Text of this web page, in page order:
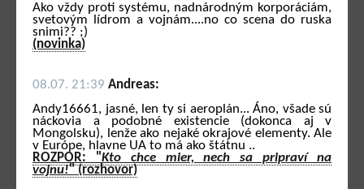
Ako vždy proti systému, nadnárodným korporáciám,
svetovým lídrom a vojnám....no co scena do ruska
snimi?? ;)
(novinka)
08.07. 21:39 Andreas:
Andy16661, jasné, len ty si aeroplán... Áno, všade sú
náckovia a podobné existencie (dokonca aj v
Mongolsku), lenže ako nejaké okrajové elementy. Ale
v Európe, hlavne UA to má ako štátnu ..
ROZPOR: "Kto chce mier, nech sa pripraví na
vojnu!" (rozhovor)